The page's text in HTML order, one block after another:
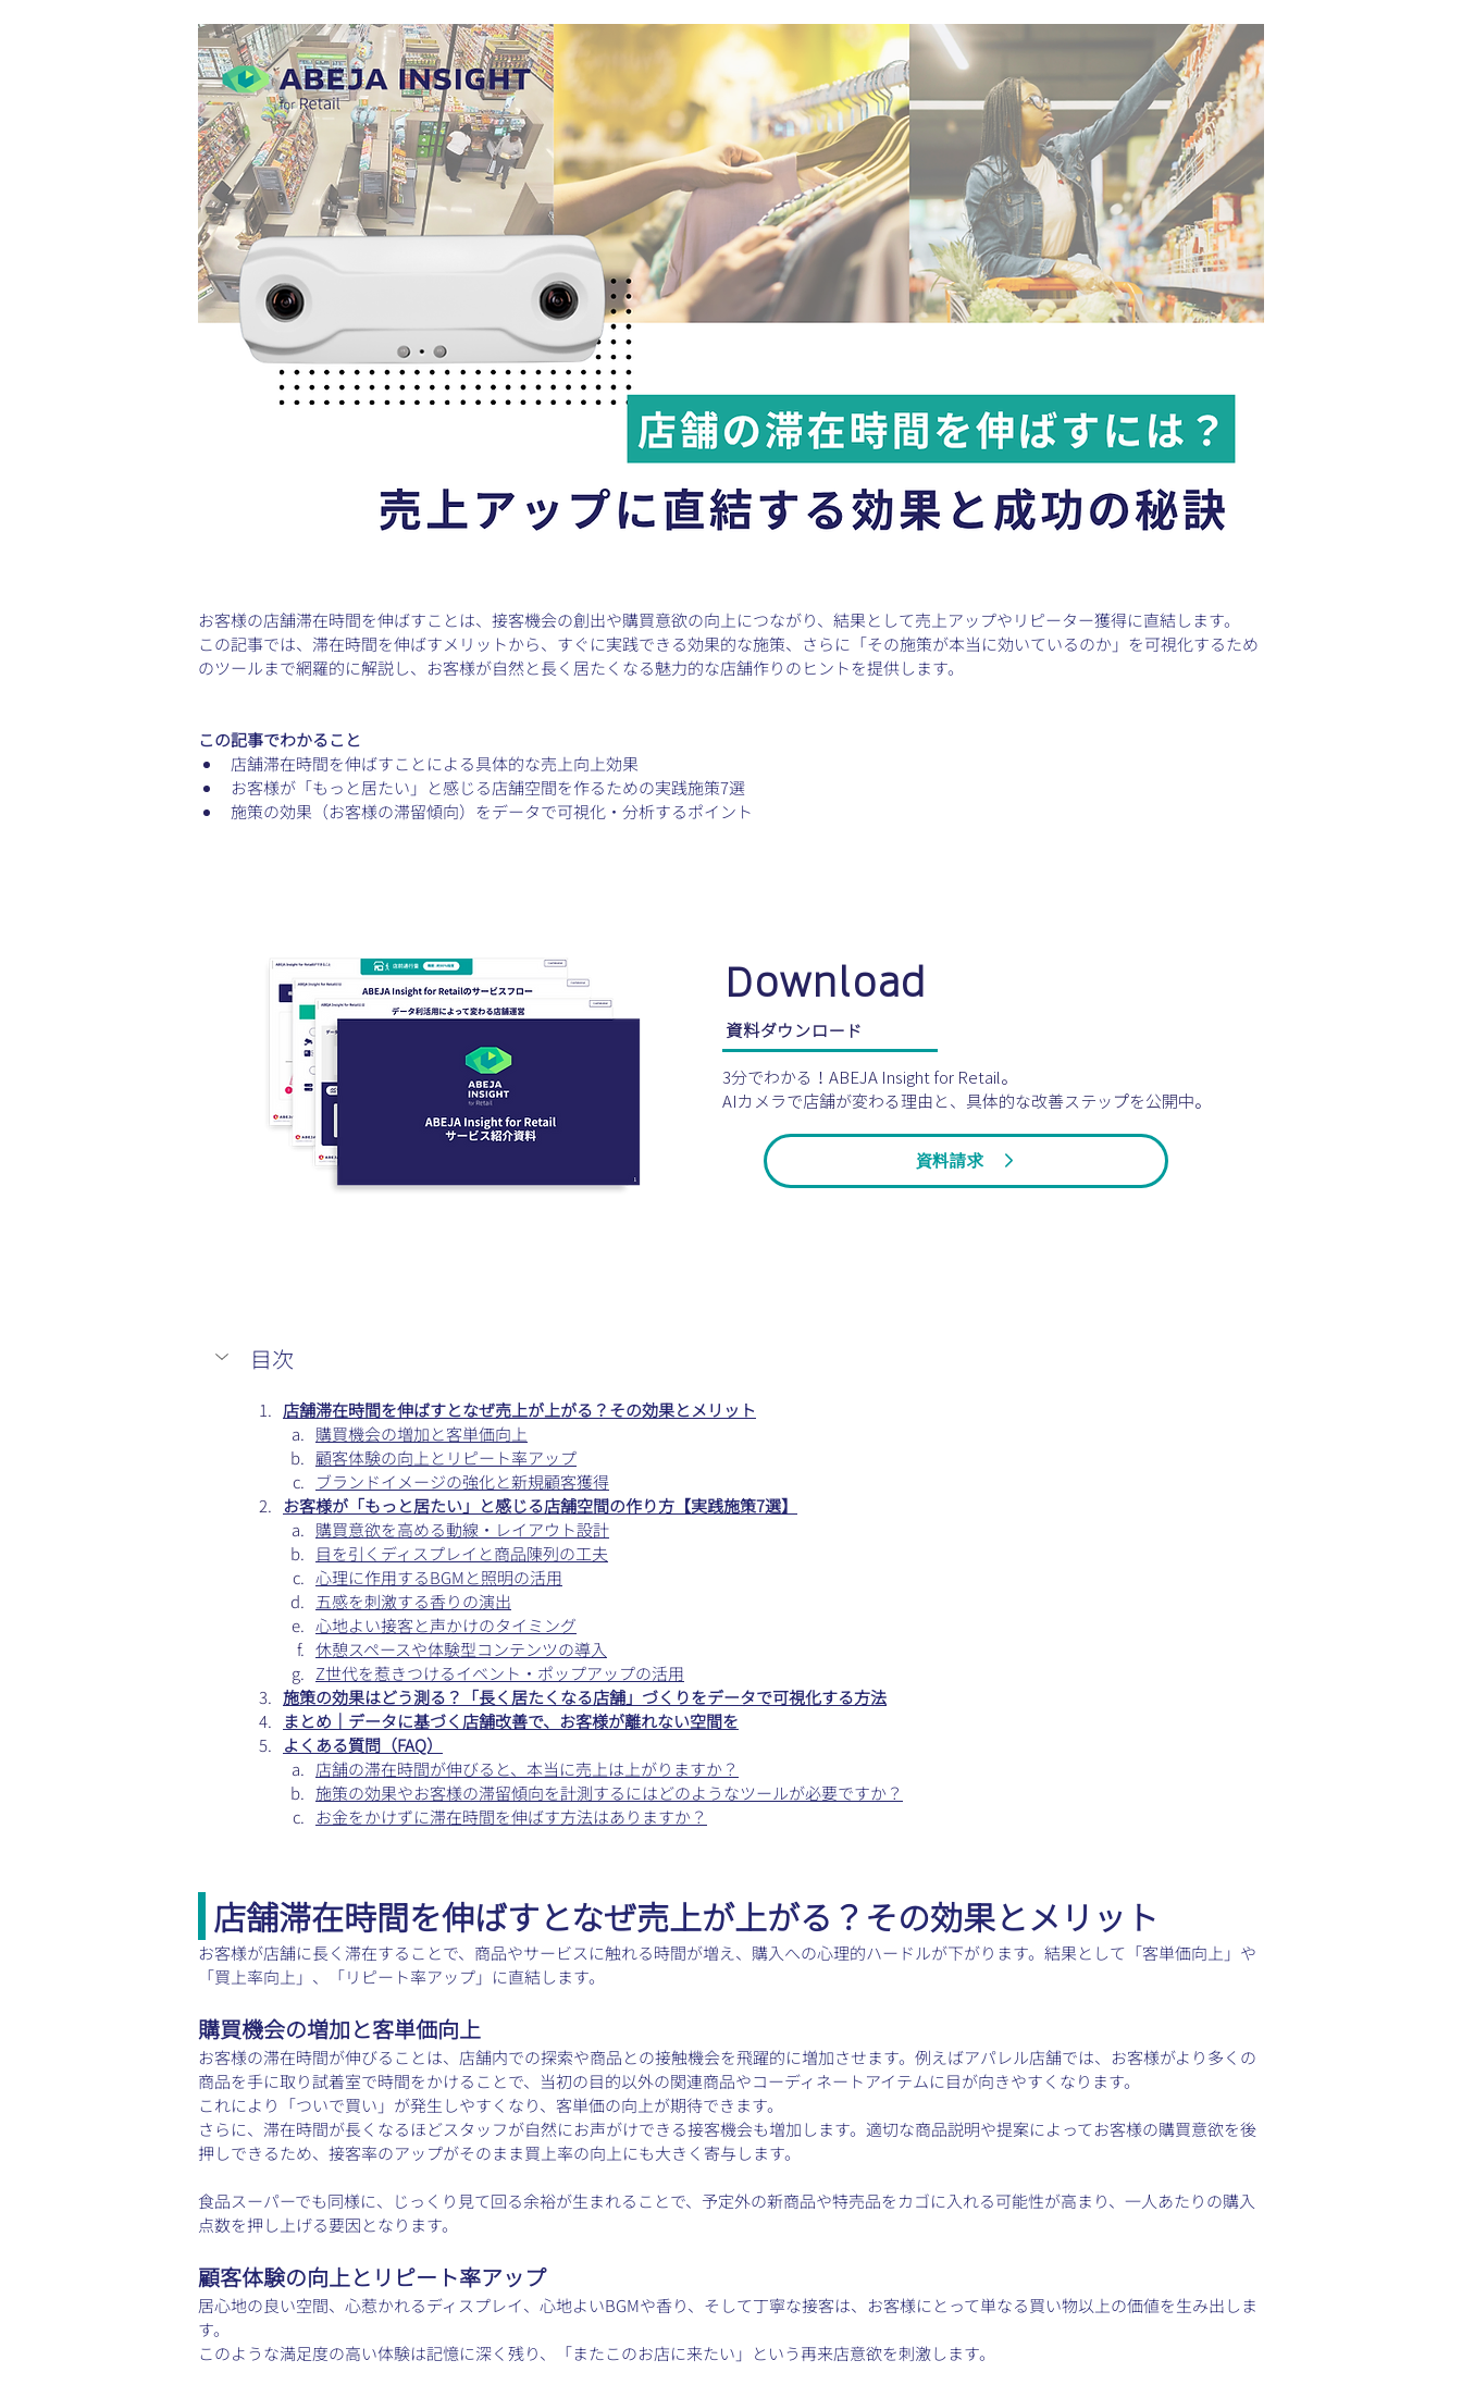
お客様の店舗滞在時間を伸ばすことは、接客機会の創出や購買意欲の向上につながり、結果として売上アップやリピーター獲得に直結します。
この記事では、滞在時間を伸ばすメリットから、すぐに実践できる効果的な施策、さらに「その施策が本当に効いているのか」を可視化するため
のツールまで網羅的に解説し、お客様が自然と長く居たくなる魅力的な店舗作りのヒントを提供します。
この記事でわかること
店舗滞在時間を伸ばすことによる具体的な売上向上効果
お客様が「もっと居たい」と感じる店舗空間を作るための実践施策7選
施策の効果（お客様の滞留傾向）をデータで可視化・分析するポイント
Download
資料ダウンロード
3分でわかる！ABEJA Insight for Retail。
AIカメラで店舗が変わる理由と、具体的な改善ステップを公開中。
資料請求
目次
店舗滞在時間を伸ばすとなぜ売上が上がる？その効果とメリット
購買機会の増加と客単価向上
顧客体験の向上とリピート率アップ
ブランドイメージの強化と新規顧客獲得
お客様が「もっと居たい」と感じる店舗空間の作り方【実践施策7選】
購買意欲を高める動線・レイアウト設計
目を引くディスプレイと商品陳列の工夫
心理に作用するBGMと照明の活用
五感を刺激する香りの演出
心地よい接客と声かけのタイミング
休憩スペースや体験型コンテンツの導入
Z世代を惹きつけるイベント・ポップアップの活用
施策の効果はどう測る？「長く居たくなる店舗」づくりをデータで可視化する方法
まとめ｜データに基づく店舗改善で、お客様が離れない空間を
よくある質問（FAQ）
店舗の滞在時間が伸びると、本当に売上は上がりますか？
施策の効果やお客様の滞留傾向を計測するにはどのようなツールが必要ですか？
お金をかけずに滞在時間を伸ばす方法はありますか？
店舗滞在時間を伸ばすとなぜ売上が上がる？その効果とメリット
お客様が店舗に長く滞在することで、商品やサービスに触れる時間が増え、購入への心理的ハードルが下がります。結果として「客単価向上」や
「買上率向上」、「リピート率アップ」に直結します。
購買機会の増加と客単価向上
お客様の滞在時間が伸びることは、店舗内での探索や商品との接触機会を飛躍的に増加させます。例えばアパレル店舗では、お客様がより多くの
商品を手に取り試着室で時間をかけることで、当初の目的以外の関連商品やコーディネートアイテムに目が向きやすくなります。
これにより「ついで買い」が発生しやすくなり、客単価の向上が期待できます。
さらに、滞在時間が長くなるほどスタッフが自然にお声がけできる接客機会も増加します。適切な商品説明や提案によってお客様の購買意欲を後
押しできるため、接客率のアップがそのまま買上率の向上にも大きく寄与します。
食品スーパーでも同様に、じっくり見て回る余裕が生まれることで、予定外の新商品や特売品をカゴに入れる可能性が高まり、一人あたりの購入
点数を押し上げる要因となります。
顧客体験の向上とリピート率アップ
居心地の良い空間、心惹かれるディスプレイ、心地よいBGMや香り、そして丁寧な接客は、お客様にとって単なる買い物以上の価値を生み出しま
す。
このような満足度の高い体験は記憶に深く残り、「またこのお店に来たい」という再来店意欲を刺激します。